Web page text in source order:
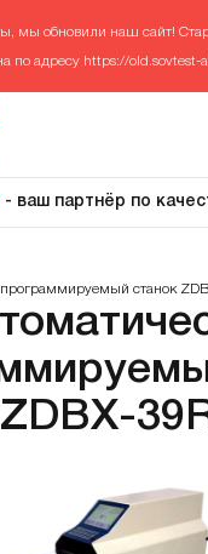
мы обновили наш сайт!
по адресу https://old.sovtest-
- ваш партнёр по
программируемый станок